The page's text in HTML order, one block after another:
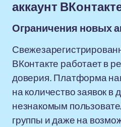
аккаунт
Ограничения новых
ВКонтакте работает в
доверия. Платформа
на количество заявок
незнакомым
группы и даже на